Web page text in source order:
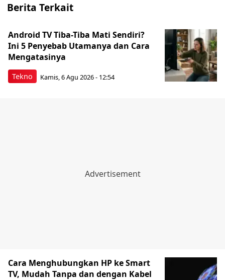
Berita Terkait
Tekno
Android TV Tiba-Tiba Mati Sendiri?
Ini 5 Penyebab Utamanya dan Cara
Mengatasinya
Kamis, 6 Agu 2026 - 12:54
Cara Menghubungkan HP ke Smart
TV, Mudah Tanpa dan dengan Kabel